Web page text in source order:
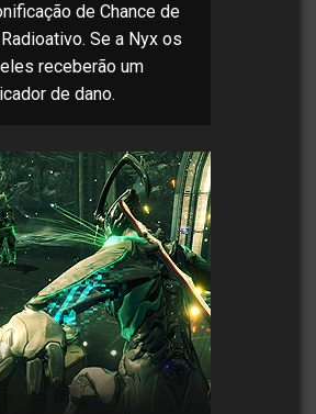
de Chance de
Se a Nyx os
receberão um
de dano.